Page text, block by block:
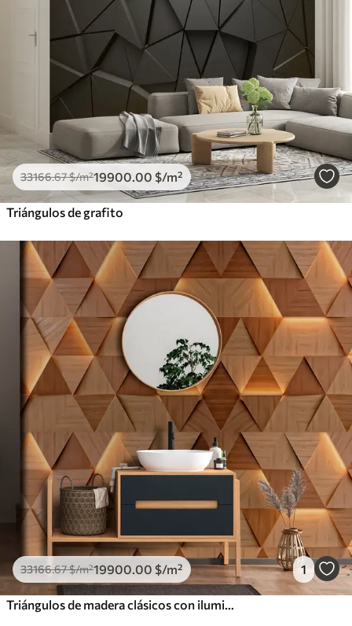
33166.67$/m²19900 .00 $/m²
Triángulos de grafito
33166.67$/m²19900 .00 $/m² 1